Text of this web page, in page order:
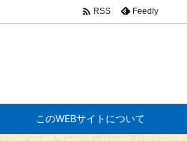
このWEBサイトについて
 RSS Feedly